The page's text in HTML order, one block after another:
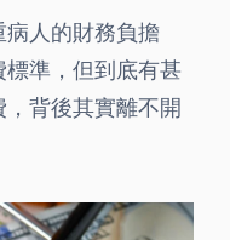
人的財務負擔
準，但到底有甚
背後其實離不開